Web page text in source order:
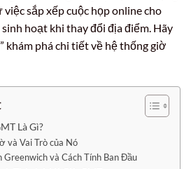
sắp xếp cuộc họp online cho
hoạt khi thay đổi địa điểm. Hãy
khám phá chi tiết về hệ thống giờ
Là Gì?
và Vai Trò của Nó
Greenwich và Cách Tính Ban Đầu